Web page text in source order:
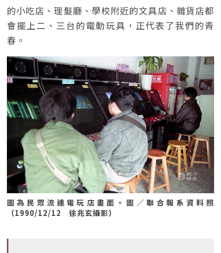
的小吃店、理髮廳、學校附近的文具店、雜貨店都
會擺上二、三台的電動玩具，正代表了我們的青
春。
圖為民眾流連電玩店畫面。圖／聯合報系資料照
（1990/12/12 徐兆玄攝影）